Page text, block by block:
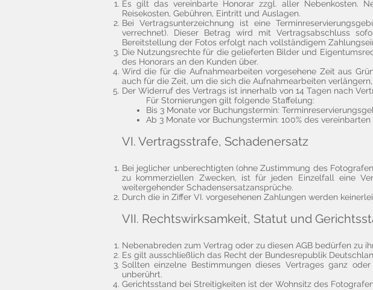
Es gilt das vereinbarte Honorar zzgl. aller Nebenkosten.
Reisekosten, Gebühren, Eintritt und Auslagen.
Bei Vertragsunterzeichnung ist eine
verrechnet). Dieser Betrag wird mit Vertragsabschluss
Bereitstellung der Fotos erfolgt nach vollständigem
Die Nutzungsrechte für die gelieferten Bilder und
des Honorars an den Kunden über.
Wird die für die Aufnahmearbeiten vorgesehene Zeit aus
auch für die Zeit, um die sich die Aufnahmearbeiten
Der Widerruf des Vertrags ist innerhalb von 14 Tagen nach
Für Stornierungen gilt folgende Staffelung:
Bis 3 Monate vor Buchungstermin:
Ab 3 Monate vor Buchungstermin: 100% des vereinbarten
VI. Vertragsstrafe, Schadenersatz
Bei jeglicher unberechtigten (ohne Zustimmung des
zu kommerziellen Zwecken, ist für jeden Einzelfall eine
weitergehender Schadensersatzansprüche.
Durch die in Ziffer VI. vorgesehenen Zahlungen werden
VII. Rechtswirksamkeit, Statut und
Nebenabreden zum Vertrag oder zu diesen AGB bedürfen zu
Es gilt ausschließlich das Recht der Bundesrepublik
Sollten einzelne Bestimmungen dieses Vertrages ganz
unberührt.
Gerichtsstand bei Streitigkeiten ist der Wohnsitz des